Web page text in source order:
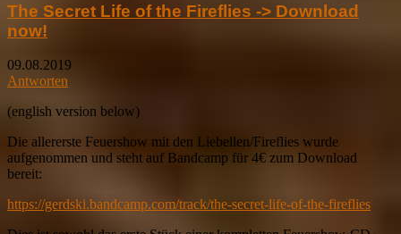
The Secret Life of the Fireflies -> Download
now!
09.08.2019
Antworten
(english version below)
Die allererste Feuershow mit den Liebellen/Fireflies wurde
aufgenommen und steht auf Bandcamp für 4€ zum Download
bereit:
https://gerdski.bandcamp.com/track/the-secret-life-of-the-fireflies